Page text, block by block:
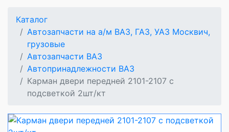
Каталог
Автозапчасти на а/м ВАЗ, ГАЗ, УАЗ Москвич,
грузовые
Автозапчасти ВАЗ
Автопринадлежности ВАЗ
Карман двери передней 2101-2107 с
подсветкой 2шт/кт